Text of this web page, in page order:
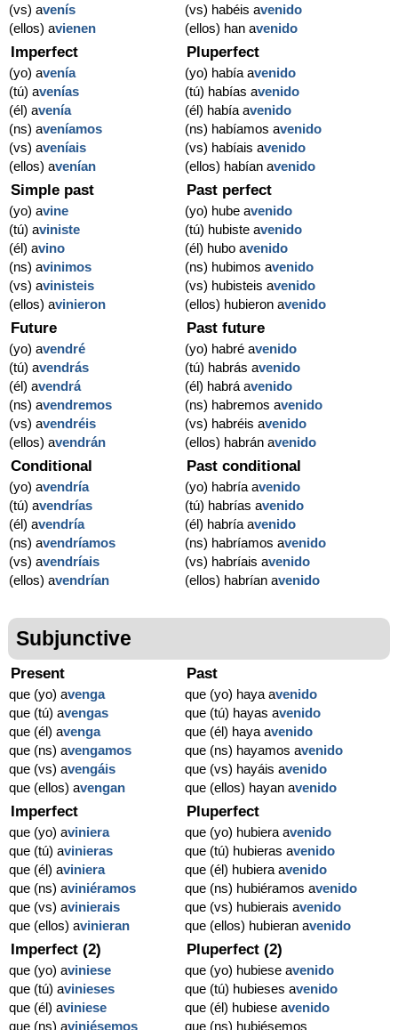
(vs) avenís
(ellos) avienen
(vs) habéis avenido
(ellos) han avenido
Imperfect
(yo) avenía
(tú) avenías
(él) avenía
(ns) aveníamos
(vs) aveníais
(ellos) avenían
Pluperfect
(yo) había avenido
(tú) habías avenido
(él) había avenido
(ns) habíamos avenido
(vs) habíais avenido
(ellos) habían avenido
Simple past
(yo) avine
(tú) aviniste
(él) avino
(ns) avinimos
(vs) avinisteis
(ellos) avinieron
Past perfect
(yo) hube avenido
(tú) hubiste avenido
(él) hubo avenido
(ns) hubimos avenido
(vs) hubisteis avenido
(ellos) hubieron avenido
Future
(yo) avendré
(tú) avendrás
(él) avendrá
(ns) avendremos
(vs) avendréis
(ellos) avendrán
Past future
(yo) habré avenido
(tú) habrás avenido
(él) habrá avenido
(ns) habremos avenido
(vs) habréis avenido
(ellos) habrán avenido
Conditional
(yo) avendría
(tú) avendrías
(él) avendría
(ns) avendríamos
(vs) avendríais
(ellos) avendrían
Past conditional
(yo) habría avenido
(tú) habrías avenido
(él) habría avenido
(ns) habríamos avenido
(vs) habríais avenido
(ellos) habrían avenido
Subjunctive
Present
que (yo) avenga
que (tú) avengas
que (él) avenga
que (ns) avengamos
que (vs) avengáis
que (ellos) avengan
Past
que (yo) haya avenido
que (tú) hayas avenido
que (él) haya avenido
que (ns) hayamos avenido
que (vs) hayáis avenido
que (ellos) hayan avenido
Imperfect
que (yo) aviniera
que (tú) avinieras
que (él) aviniera
que (ns) aviniéramos
que (vs) avinierais
que (ellos) avinieran
Pluperfect
que (yo) hubiera avenido
que (tú) hubieras avenido
que (él) hubiera avenido
que (ns) hubiéramos avenido
que (vs) hubierais avenido
que (ellos) hubieran avenido
Imperfect (2)
que (yo) aviniese
que (tú) avinieses
que (él) aviniese
que (ns) aviniésemos
Pluperfect (2)
que (yo) hubiese avenido
que (tú) hubieses avenido
que (él) hubiese avenido
que (ns) hubiésemos